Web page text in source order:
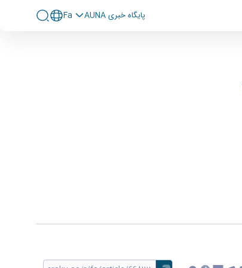
پايگاه خبری AUNA Fa